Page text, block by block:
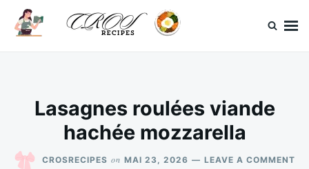
SkipSearch
for:
Lasagnes roulées viande
hachée mozzarella
CROSRECIPES on MAI 23, 2026 LEAVE A COMMENT